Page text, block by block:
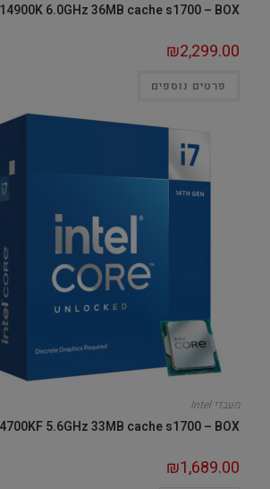
6.0GHz 36MB cache s1700 – BOX
₪2,299.00
פרטים נוספים
מעבדי Intel
5.6GHz 33MB cache s1700 – BOX
₪1,689.00